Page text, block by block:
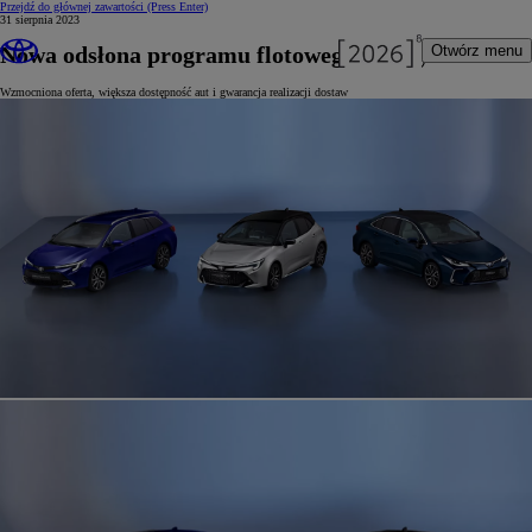
Przejdź do głównej zawartości (Press Enter)
Otwórz menu
31 sierpnia 2023
Nowa odsłona programu flotowego Toyoty
Wzmocniona oferta, większa dostępność aut i gwarancja realizacji dostaw